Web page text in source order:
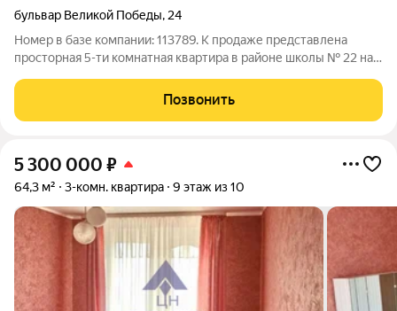
бульвар Великой Победы, 24
Номер в базе компании: 113789. К продаже представлена
просторная 5-ти комнатная квартира в районе школы № 22 на
квартиры составляет 89 квадратных метров. Объект
расположен на 1 этаже 9 этажного
Позвонить
5 300 000 ₽
64,3 м² 3-комн. квартира 9 этаж из 10